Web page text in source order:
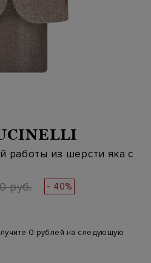
работы из шерсти яка с
руб. - 40%
0 рублей на следующую